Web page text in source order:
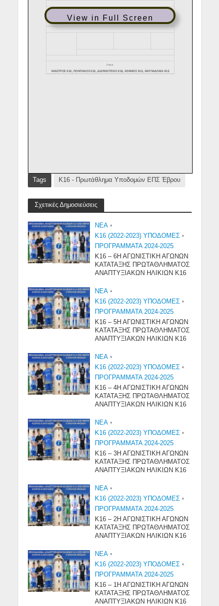
View in Full Screen
Tags Κ16 - Πρωτάθλημα Υποδομών ΕΠΣ Έβρου
Σχετικές Δημοσιεύσεις
NEA •
Κ16 (2022-2023) ΥΠΟΔΟΜΕΣ •
ΠΡΟΓΡΑΜΜΑΤΑ 2024-2025
Κ16 – 6Η ΑΓΩΝΙΣΤΙΚΗ ΑΓΩΝΩΝ
ΚΑΤΑΤΑΞΗΣ ΠΡΩΤΑΘΛΗΜΑΤΟΣ
ΑΝΑΠΤΥΞΙΑΚΩΝ ΗΛΙΚΙΩΝ Κ16
NEA •
Κ16 (2022-2023) ΥΠΟΔΟΜΕΣ •
ΠΡΟΓΡΑΜΜΑΤΑ 2024-2025
Κ16 – 5Η ΑΓΩΝΙΣΤΙΚΗ ΑΓΩΝΩΝ
ΚΑΤΑΤΑΞΗΣ ΠΡΩΤΑΘΛΗΜΑΤΟΣ
ΑΝΑΠΤΥΞΙΑΚΩΝ ΗΛΙΚΙΩΝ Κ16
NEA •
Κ16 (2022-2023) ΥΠΟΔΟΜΕΣ •
ΠΡΟΓΡΑΜΜΑΤΑ 2024-2025
Κ16 – 4Η ΑΓΩΝΙΣΤΙΚΗ ΑΓΩΝΩΝ
ΚΑΤΑΤΑΞΗΣ ΠΡΩΤΑΘΛΗΜΑΤΟΣ
ΑΝΑΠΤΥΞΙΑΚΩΝ ΗΛΙΚΙΩΝ Κ16
NEA •
Κ16 (2022-2023) ΥΠΟΔΟΜΕΣ •
ΠΡΟΓΡΑΜΜΑΤΑ 2024-2025
Κ16 – 3Η ΑΓΩΝΙΣΤΙΚΗ ΑΓΩΝΩΝ
ΚΑΤΑΤΑΞΗΣ ΠΡΩΤΑΘΛΗΜΑΤΟΣ
ΑΝΑΠΤΥΞΙΑΚΩΝ ΗΛΙΚΙΩΝ Κ16
NEA •
Κ16 (2022-2023) ΥΠΟΔΟΜΕΣ •
ΠΡΟΓΡΑΜΜΑΤΑ 2024-2025
Κ16 – 2Η ΑΓΩΝΙΣΤΙΚΗ ΑΓΩΝΩΝ
ΚΑΤΑΤΑΞΗΣ ΠΡΩΤΑΘΛΗΜΑΤΟΣ
ΑΝΑΠΤΥΞΙΑΚΩΝ ΗΛΙΚΙΩΝ Κ16
NEA •
Κ16 (2022-2023) ΥΠΟΔΟΜΕΣ •
ΠΡΟΓΡΑΜΜΑΤΑ 2024-2025
Κ16 – 1Η ΑΓΩΝΙΣΤΙΚΗ ΑΓΩΝΩΝ
ΚΑΤΑΤΑΞΗΣ ΠΡΩΤΑΘΛΗΜΑΤΟΣ
ΑΝΑΠΤΥΞΙΑΚΩΝ ΗΛΙΚΙΩΝ Κ16